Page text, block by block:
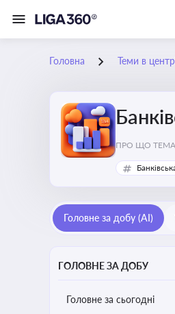
Головна Теми в
ПРО ЩО
Головне за добу (AI)
ГОЛОВНЕ ЗА ДОБУ
Головне за сьогодні